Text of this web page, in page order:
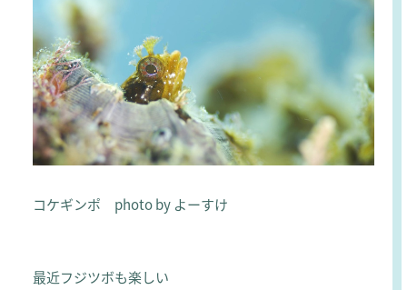
コケギンポ photo by よーすけ
最近フジツボも楽しい